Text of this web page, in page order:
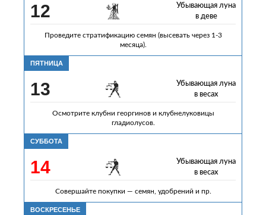
12
Убывающая луна
в деве
Проведите стратификацию семян (высевать через 1-3
месяца).
ПЯТНИЦА
13
Убывающая луна
в весах
Осмотрите клубни георгинов и клубнелуковицы
гладиолусов.
СУББОТА
14
Убывающая луна
в весах
Совершайте покупки — семян, удобрений и пр.
ВОСКРЕСЕНЬЕ